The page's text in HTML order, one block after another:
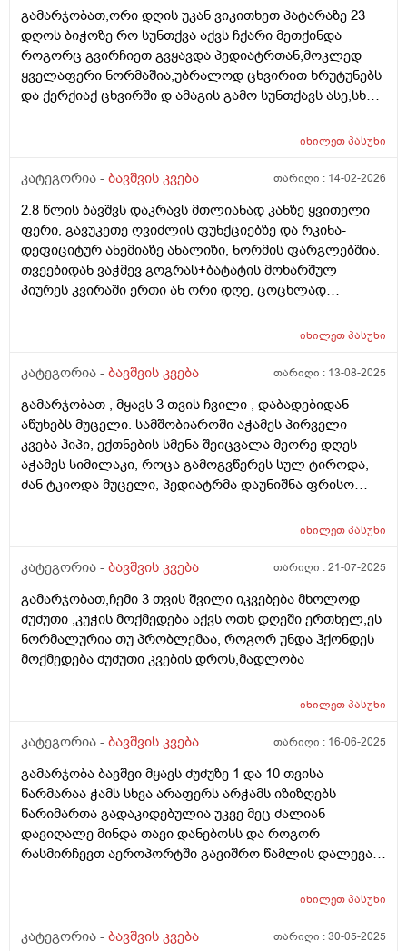
გამარჯობათ,ორი დღის უკან ვიკითხეთ პატარაზე 23
დღოს ბიჭოზე რო სუნთქვა აქვს ჩქარი მეთქინდა
როგორც გვირჩიეთ გვყავდა პედიატრთან,მოკლედ
ყველაფერი ნორმაშია,უბრალოდ ცხვირით ხრუტუნებს
და ქერქიაქ ცხვირში დ ამაგის გამო სუნთქავს ასე,სხვა
დღის 4.600 დღეს ავწონეთ,ჭამს სიმილაკ გოლდ 1.
კიდევ უნდა,ამ საღამოთი არაფრით არ დაიძინა,90
სოსკას ისე წოვს ლამის გახიოს და ასეთ დროს 120 გრ
რო მივცეთ რამე დაშავდება?როცა მივეცით 120 გრ
შეჭამა და კაი ნაქეიფარივით გატრუნული იყო და
ეძინა კარგად,რას გვირჩევთ არ აღებინებს და
პირიქით ეძებს და გადავიყვანოთ პირდაპირ 120
როგორ ჯობია?და რას იტყვით კიდევ სიმილაკი
ორი ჭამა?ახალ დაბადებულზე მიცეს კლინიკაში და
დაკრისტალებული გავიდა კუჭშიო და ვერ მოინელაო
და ახლა ისეა რო არც ბოთლებს იწუნებს ნებისმიერი
სოსკიდან ჭამს ოღონდ ვაჭამოთ,პედიატრმა კი
გვითხრა ისე რო ცოტა ბევრიაო 120 გრამიო მაგრამ
გიჟადაა ქცეული და რავქნაათ?
იხილეთპასუხი
კატეგორია - ბავშვის კვება თარიღი : 14-02-2026
2.8 წლის ბავშვს დაკრავს მთლიანად კანზე ყვითელი
ფერი, გავუკეთე ღვიძლის ფუნქციებზე და რკინა-
დეფიციტურ ანემიაზე ანალიზი, ნორმის ფარგლებშია.
თვეებიდან ვაჭმევ გოგრას+ბატატის მოხარშულ
პიურეს კვირაში ერთი ან ორი დღე, ცოცხლად
სეზონზე მანდარინსაც საკმაოდ ბევრს მიირთმევდა.
სხვა რამე ანალიზი გავუკეთო კიდევ? ბავშვი აქტიურია
იხილეთპასუხი
კატეგორია - ბავშვის კვება თარიღი : 13-08-2025
გამარჯობათ , მყავს 3 თვის ჩვილი , დაბადებიდან
აწუხებს მუცელი. სამშობიაროში აჭამეს პირველი
კვება ჰიპი, ექთნების სმენა შეიცვალა მეორე დღეს
აჭამეს სიმილაკი, როცა გამოგვწერეს სულ ტიროდა,
ძან ტკიოდა მუცელი, პედიატრმა დაუნიშნა ფრისო
კურკლებივით გადიოდა ბავშვი, დაუნიშნა პეპ აცე, პეპ
კომფორტ არ, ჰიპის კომფორტიც ვაჭამე,
გააგიჟა. გაზების წამლები უარეს უშვრება. და ბოლოს
ფრისო მულტიო მიიღო კარგად, გაზები ისევ აწუხებს
მაგრამ არ ტირის, ვაჭმევ ფრისო მულტიოს 2 თვიდან.
თხის რძეს აქებს ბევრი და როგორია??? . ორი კვირაა
ხმები და ბოლომდე არ ჭამდა, პედიატრმა დაუნიშნა
ერთი დღე მხოლოდ ერთხელ დღეში და დაიწყო ჭამა,
ათი დღის მერე ისევ ისე დაიწყო, დავალევინე კიდევ
და ჭამს ხუთი დღეა გასული, სულ ორჯერ მივეცი
ქვამატელი და ანოტაციაში წავიკითხე რომ
ჩვილებისთვის არ წერია, ძალიან შემეშინდა,
საყურადღებო ხომ არ არის? პედიატრი მარწმუნებს
რომ ვენდო უსაფრთხოა. თქვენ რას მეტყვით?
იხილეთპასუხი
კატეგორია - ბავშვის კვება თარიღი :21-07-2025
გამარჯობათ,ჩემი 3 თვის შვილი იკვებება მხოლოდ
ძუძუთი ,კუჭის მოქმედება აქვს ოთხ დღეში ერთხელ,ეს
ნორმალურია თუ პრობლემაა, როგორ უნდა ჰქონდეს
მოქმედება ძუძუთი კვების დროს,მადლობა
იხილეთპასუხი
კატეგორია - ბავშვის კვება თარიღი : 16-06-2025
გამარჯობა ბავშვი მყავს ძუძუზე 1 და 10 თვისა
წარმარაა ჭამს სხვა არაფერს არჭამს იზიზღებს
წარიმართა გადაკიდებულია უკვე მეც ძალიან
დავიღალე მინდა თავი დანებოსს და როგორ
რასმირჩევთ აეროპორტში გავიშრო წამლის დალევას
იხილეთპასუხი
კატეგორია - ბავშვის კვება თარიღი :30-05-2025